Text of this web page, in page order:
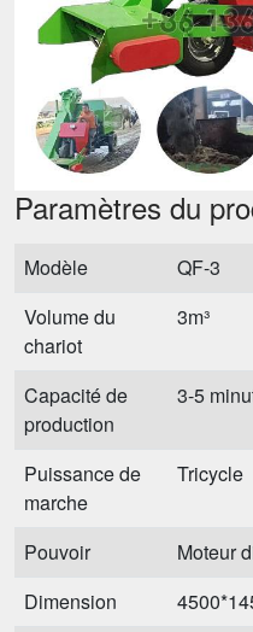
Paramètres du
Modèle
QF-3
Volume du
chariot
3m³
Capacité de
production
3-5
Puissance de
marche
Tricycle
Pouvoir
Moteur
Dimension